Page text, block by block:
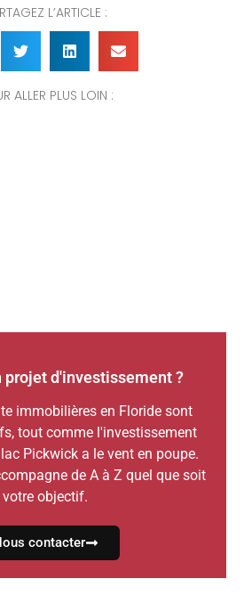
L’ARTICLE :
ALLER PLUS LOIN :
projet d'investissement ?
immobilières en Floride sont
tout comme l'investissement
Pickwick a le vent en poupe.
de A à Z quel que soit
votre objectif.
contacter